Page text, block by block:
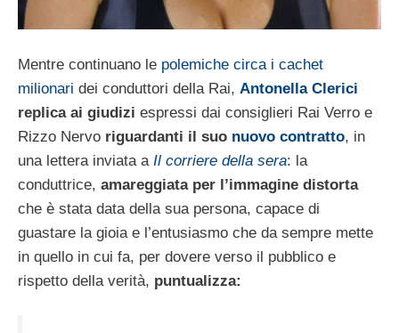
Mentre continuano le polemiche circa i cachet
milionari dei conduttori della Rai, Antonella Clerici
replica ai giudizi espressi dai consiglieri Rai Verro e
Rizzo Nervo riguardanti il suo nuovo contratto, in
una lettera inviata a Il corriere della sera: la
conduttrice, amareggiata per l’immagine distorta
che è stata data della sua persona, capace di
guastare la gioia e l’entusiasmo che da sempre mette
in quello in cui fa, per dovere verso il pubblico e
rispetto della verità, puntualizza: